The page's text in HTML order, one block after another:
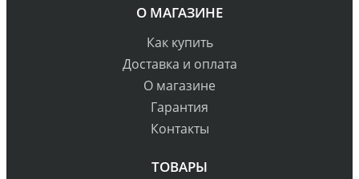
О МАГАЗИНЕ
Как купить
Доставка и оплата
О магазине
Гарантия
Контакты
ТОВАРЫ